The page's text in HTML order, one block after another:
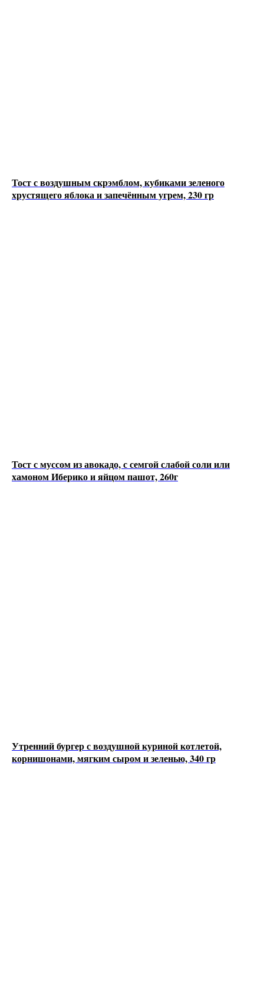
Тост с воздушным скрэмблом, кубиками зеленого
хрустящего яблока и запечённым угрем, 230 гр
Тост с муссом из авокадо, с семгой слабой соли или
хамоном Иберико и яйцом пашот, 260г
Утренний бургер с воздушной куриной котлетой,
корнишонами, мягким сыром и зеленью, 340 гр